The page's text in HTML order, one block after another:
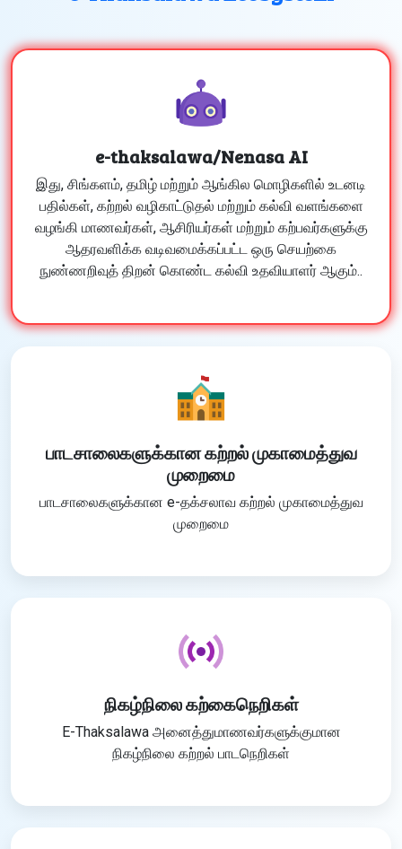
e-thaksalawa/Nenasa AI
இது, சிங்களம், தமிழ் மற்றும் ஆங்கில மொழிகளில் உடனடி
பதில்கள், கற்றல் வழிகாட்டுதல் மற்றும் கல்வி வளங்களை
வழங்கி மாணவர்கள், ஆசிரியர்கள் மற்றும் கற்பவர்களுக்கு
ஆதரவளிக்க வடிவமைக்கப்பட்ட ஒரு செயற்கை
நுண்ணறிவுத் திறன் கொண்ட கல்வி உதவியாளர் ஆகும்..
பாடசாலைகளுக்கான கற்றல் முகாமைத்துவ
முறைமை
பாடசாலைகளுக்கான e-தக்சலாவ கற்றல் முகாமைத்துவ
முறைமை
நிகழ்நிலை கற்கைநெறிகள்
E-Thaksalawa அனைத்துமாணவர்களுக்குமான
நிகழ்நிலை கற்றல் பாடநெறிகள்